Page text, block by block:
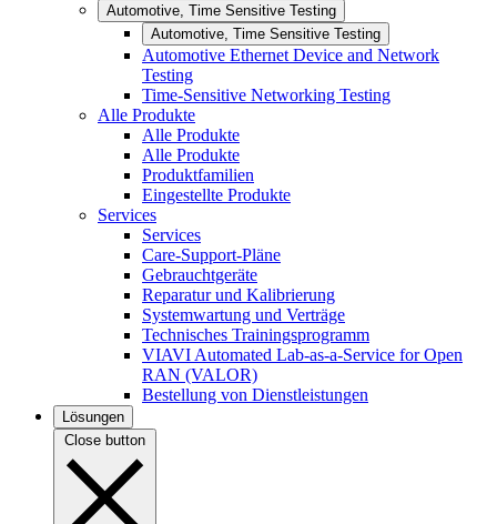
Automotive, Time Sensitive Testing
Automotive, Time Sensitive Testing
Automotive Ethernet Device and Network
Testing
Time-Sensitive Networking Testing
Alle Produkte
Alle Produkte
Alle Produkte
Produktfamilien
Eingestellte Produkte
Services
Services
Care-Support-Pläne
Gebrauchtgeräte
Reparatur und Kalibrierung
Systemwartung und Verträge
Technisches Trainingsprogramm
VIAVI Automated Lab-as-a-Service for Open
RAN (VALOR)
Bestellung von Dienstleistungen
Lösungen
Close button